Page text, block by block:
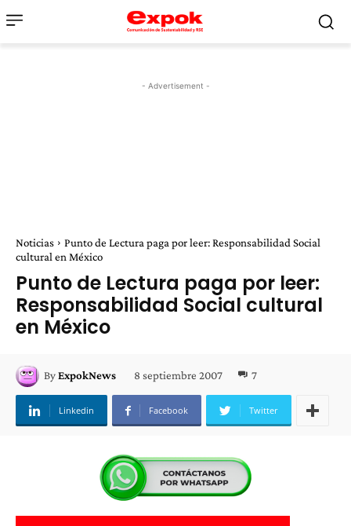
- Advertisement -
Noticias
Punto de Lectura paga por leer: Responsabilidad Social
cultural en México
Punto de Lectura paga por leer:
Responsabilidad Social cultural
en México
ByExpokNews 8 septiembre 2007 7
Linkedin Facebook Twitter